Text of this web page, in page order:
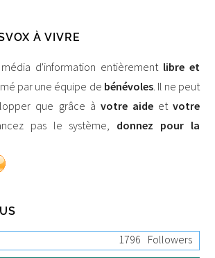
À VIVRE
d'information entièrement libre et
par une équipe de bénévoles. Il ne peut
que grâce à votre aideet votre
pas le système, donnez pour la
1796 Followers